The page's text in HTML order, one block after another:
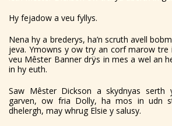
Hy fejadow a veu fyllys.
Nena hy a brederys, ha’n scruth avell
jeva. Ymowns y ow try an corf marow tre
veu Mêster Banner drÿs in mes a wel an
in hy euth.
Saw Mêster Dickson a skydnyas serth
garven, ow fria Dolly, ha mos in udn
dhelergh, may whrug Elsie y salusy.